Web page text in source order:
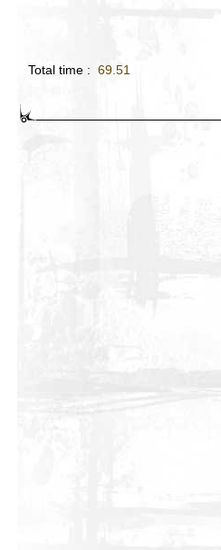
Total time : 69.51